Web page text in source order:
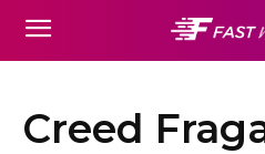
Creed